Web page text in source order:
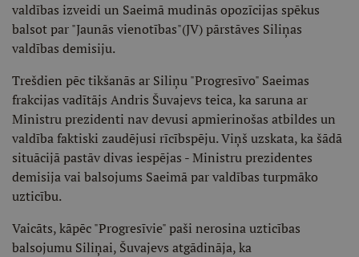
valdības izveidi un Saeimā mudinās opozīcijas spēkus
balsot par "Jaunās vienotības"(JV) pārstāves Siliņas
valdības demisiju.
Trešdien pēc tikšanās ar Siliņu "Progresīvo" Saeimas
frakcijas vadītājs Andris Šuvajevs teica, ka saruna ar
Ministru prezidenti nav devusi apmierinošas atbildes un
valdība faktiski zaudējusi rīcībspēju. Viņš uzskata, ka šādā
situācijā pastāv divas iespējas - Ministru prezidentes
demisija vai balsojums Saeimā par valdības turpmāko
uzticību.
Vaicāts, kāpēc "Progresīvie" paši nerosina uzticības
balsojumu Siliņai, Šuvajevs atgādināja, ka